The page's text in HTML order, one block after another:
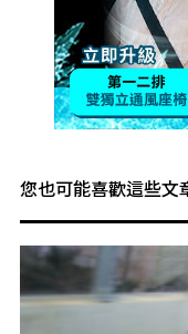
您也可能喜歡這些文